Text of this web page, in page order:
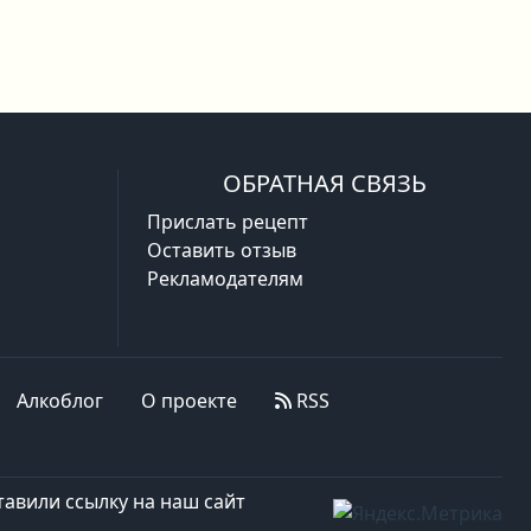
ОБРАТНАЯ СВЯЗЬ
Прислать рецепт
Оставить отзыв
Рекламодателям
Алкоблог О проекте RSS
ссылку на наш сайт